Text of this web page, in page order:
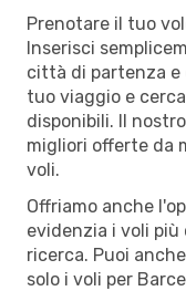
Prenotare il tuo
Inserisci
città di partenza e
tuo viaggio e
disponibili. Il
migliori offerte da
voli.
Offriamo anche
evidenzia i voli
ricerca. Puoi
solo i voli per